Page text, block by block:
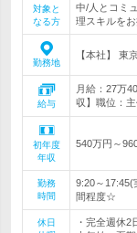
対象と
なる方
中/人とコミ
理スキルを
勤務地
【本社】 東
給与
月給：27万
収】職位：
初年度
年収
540万円～
勤務
時間
9:20～
間程度☆
休日
・完全週休